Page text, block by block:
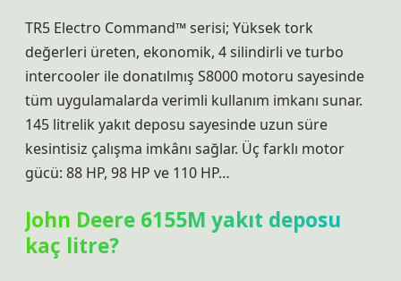
TR5 Electro Command™ serisi; Yüksek tork
değerleri üreten, ekonomik, 4 silindirli ve turbo
intercooler ile donatılmış S8000 motoru sayesinde
tüm uygulamalarda verimli kullanım imkanı sunar.
145 litrelik yakıt deposu sayesinde uzun süre
kesintisiz çalışma imkânı sağlar. Üç farklı motor
gücü: 88 HP, 98 HP ve 110 HP…
John Deere 6155M yakıt deposu
kaç litre?